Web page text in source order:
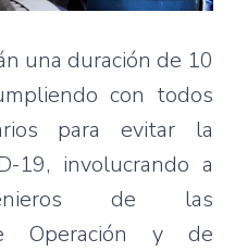
una duración de 10
con todos
para evitar la
19, involucrando a
de las
Operación y de